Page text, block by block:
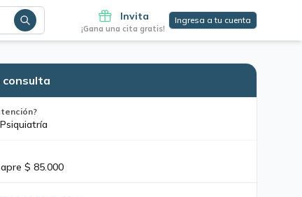
Invita
¡Gana una cita gratis!
Ingresa a tu cuenta
consulta
$ 85.000